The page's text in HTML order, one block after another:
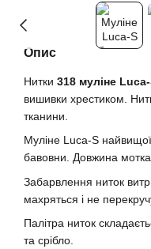
Опис
Нитки 318 муліне
вишивки хрестиком.
тканини.
Муліне Luca-S
бавовни. Довжина мотка
Забарвлення ниток
махряться і не
Палітра ниток
та срібло.